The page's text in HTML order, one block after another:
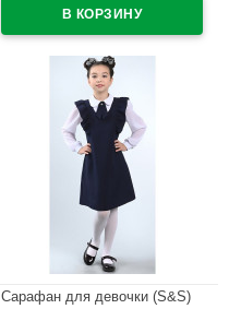
Сарафан для девочки (S&S)